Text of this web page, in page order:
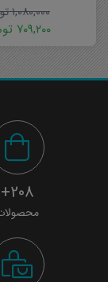
آشوبناک
۱,۰۸۰,۰۰۰
۷۰۹,۲۰۰
208+